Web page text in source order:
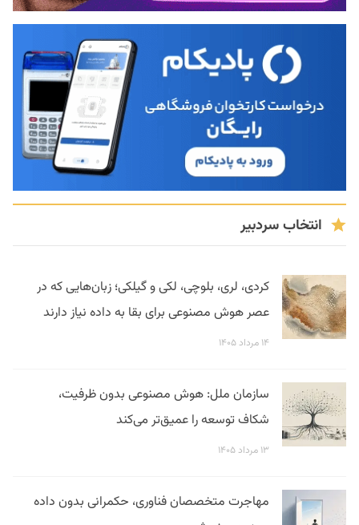
انتخاب سردبیر
کردی، لری، بلوچی، لکی و گیلکی؛ زبان‌هایی که در
عصر هوش مصنوعی برای بقا به داده نیاز دارند
۱۴ مرداد ۱۴۰۵
سازمان ملل: هوش مصنوعی بدون ظرفیت،
شکاف توسعه را عمیق‌تر می‌کند
۱۳ مرداد ۱۴۰۵
مهاجرت متخصصان فناوری، حکمرانی بدون داده